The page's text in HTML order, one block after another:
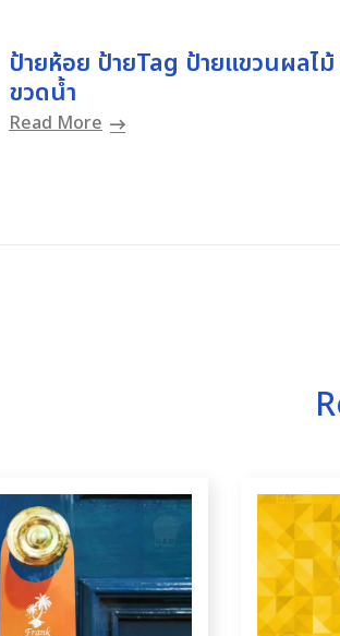
ป้ายห้อย ป้ายTag ป้ายแขวนผลไ
ขวดน้ำ
Read More